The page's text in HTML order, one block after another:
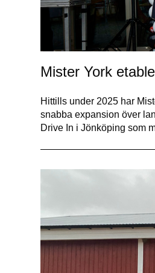
Mister York
Hittills under 2025 har
snabba expansion över
Drive In i Jönköping som